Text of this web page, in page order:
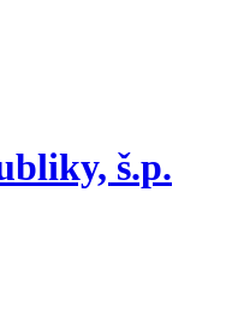
š.p.